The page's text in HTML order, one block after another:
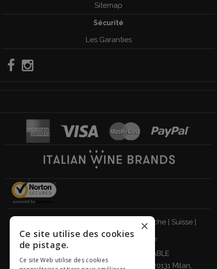
Sitemap
Sécurité
Les Garanties
Autriche| Suisse|
Pays-Bas|France|Belgique
BUVEZ DE MANIÈRE RESPONSABLE
Giordano Vini S.p.A. Viale Abruzzi 94, 20131 Milan,
×
Ce site utilise des cookies
de pistage.
Ce site Web utilise des cookies